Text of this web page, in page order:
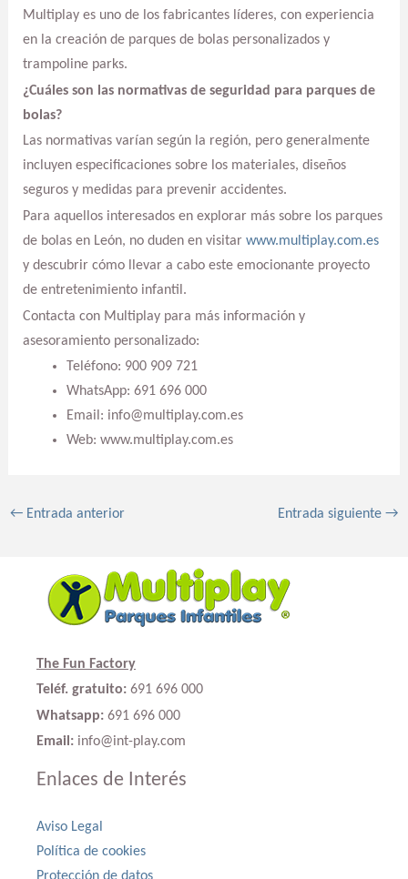
Multiplay es uno de los fabricantes líderes, con experiencia
en la creación de parques de bolas personalizados y
trampoline parks.
¿Cuáles son las normativas de seguridad para parques de
bolas?
Las normativas varían según la región, pero generalmente
incluyen especificaciones sobre los materiales, diseños
seguros y medidas para prevenir accidentes.
Para aquellos interesados en explorar más sobre los parques
de bolas en León, no duden en visitar www.multiplay.com.es
y descubrir cómo llevar a cabo este emocionante proyecto
de entretenimiento infantil.
Contacta con Multiplay para más información y
asesoramiento personalizado:
Teléfono: 900 909 721
WhatsApp: 691 696 000
Email: info@multiplay.com.es
Web: www.multiplay.com.es
←Entrada anterior Entrada siguiente→
The Fun Factory
Teléf. gratuito: 691 696 000
Whatsapp: 691 696 000
Email: info@int-play.com
Enlaces de Interés
Aviso Legal
Política de cookies